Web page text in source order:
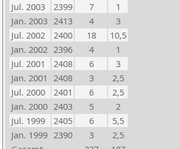
Jul. 2003
2399 7
1
Jan. 2003 2413 4
3
Jul. 2002
2400 18
10,5
Jan. 2002 2396 4
1
Jul. 2001
2408 6
3
Jan. 2001 2408 3
2,5
Jul. 2000
2401 6
2,5
Jan. 2000 2403 5
2
Jul. 1999
2405 6
5,5
Jan. 1999 2390 3
2,5